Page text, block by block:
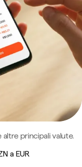
altre principali valute.
a EUR